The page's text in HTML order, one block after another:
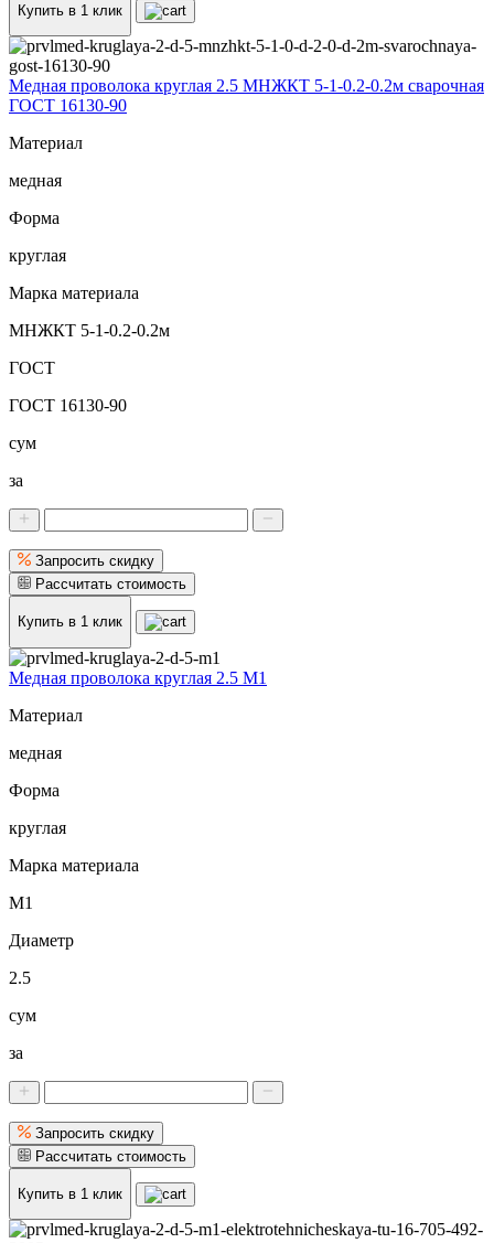
Купить в 1 клик
Медная проволока круглая 2.5 МНЖКТ 5-1-0.2-0.2м сварочная
ГОСТ 16130-90
Материал
медная
Форма
круглая
Марка материала
МНЖКТ 5-1-0.2-0.2м
ГОСТ
ГОСТ 16130-90
сум
за
Запросить скидку
Рассчитать стоимость
Купить в 1 клик
Медная проволока круглая 2.5 М1
Материал
медная
Форма
круглая
Марка материала
М1
Диаметр
2.5
сум
за
Запросить скидку
Рассчитать стоимость
Купить в 1 клик